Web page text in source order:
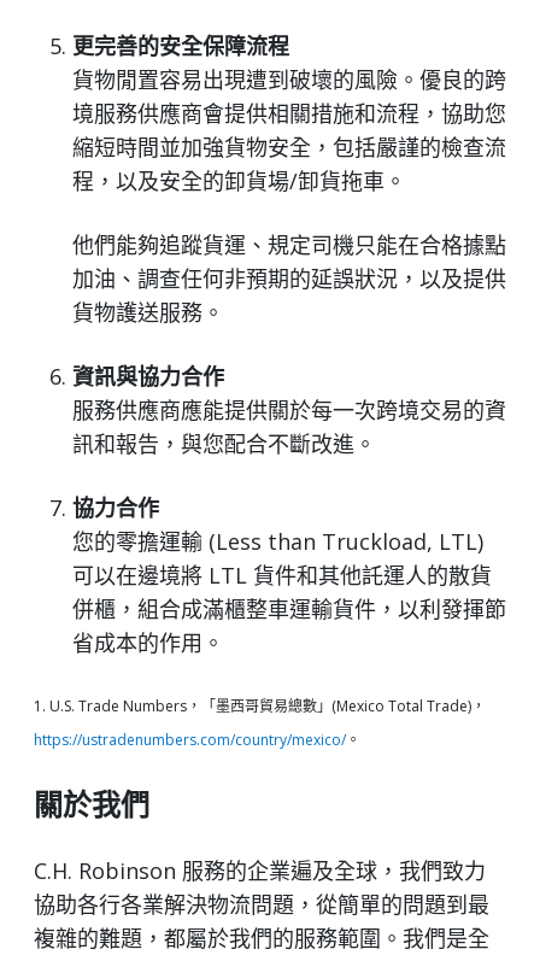
更完善的安全保障流程
貨物閒置容易出現遭到破壞的風險。優良的跨
境服務供應商會提供相關措施和流程，協助您
縮短時間並加強貨物安全，包括嚴謹的檢查流
程，以及安全的卸貨場/卸貨拖車。
他們能夠追蹤貨運、規定司機只能在合格據點
加油、調查任何非預期的延誤狀況，以及提供
貨物護送服務。
資訊與協力合作
服務供應商應能提供關於每一次跨境交易的資
訊和報告，與您配合不斷改進。
協力合作
您的零擔運輸 (Less than Truckload, LTL)
可以在邊境將 LTL 貨件和其他託運人的散貨
併櫃，組合成滿櫃整車運輸貨件，以利發揮節
省成本的作用。
1. U.S. Trade Numbers，「墨西哥貿易總數」(Mexico Total Trade)，
https://ustradenumbers.com/country/mexico/。
關於我們
C.H. Robinson 服務的企業遍及全球，我們致力
協助各行各業解決物流問題，從簡單的問題到最
複雜的難題，都屬於我們的服務範圍。我們是全